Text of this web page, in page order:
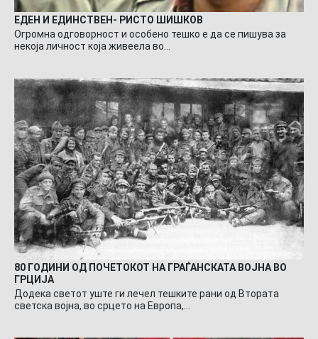
ЕДЕН И ЕДИНСТВЕН- РИСТО ШИШКОВ
Огромна одговорност и особено тешко е да се пишува за
некоја личност која живеела во…
80 ГОДИНИ ОД ПОЧЕТОКОТ НА ГРАЃАНСКАТА ВОЈНА ВО
ГРЦИЈА
Додека светот уште ги лечел тешките рани од Втората
светска војна, во срцето на Европа,…